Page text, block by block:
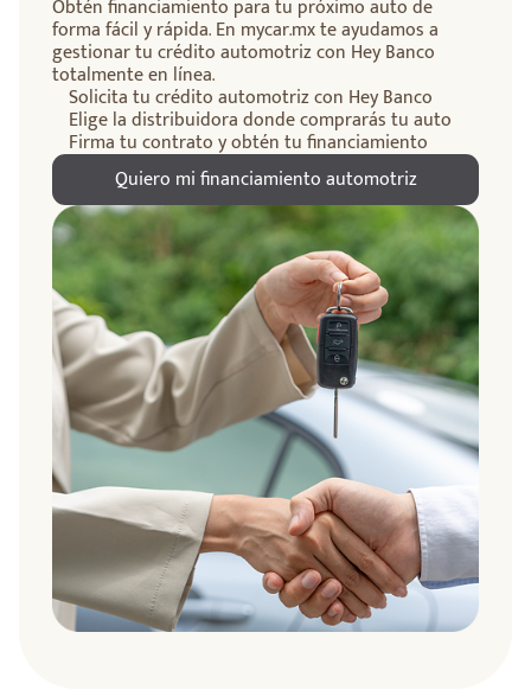
Obtén financiamiento para tu próximo auto de
forma fácil y rápida. En mycar.mx te ayudamos a
gestionar tu crédito automotriz con Hey Banco
totalmente en línea.
Solicita tu crédito automotriz con Hey Banco
Elige la distribuidora donde comprarás tu auto
Firma tu contrato y obtén tu financiamiento
Quiero mi financiamiento automotriz